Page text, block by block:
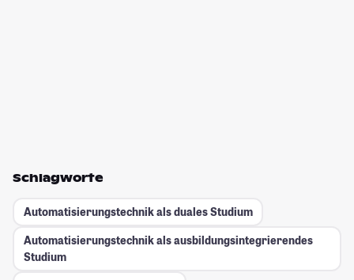
Schlagworte
Automatisierungstechnik als duales Studium
Automatisierungstechnik als ausbildungsintegrierendes
Studium